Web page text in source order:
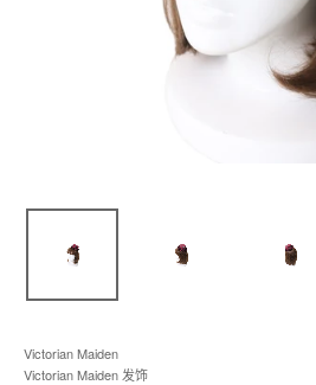
Victorian Maiden
Victorian Maiden 发饰